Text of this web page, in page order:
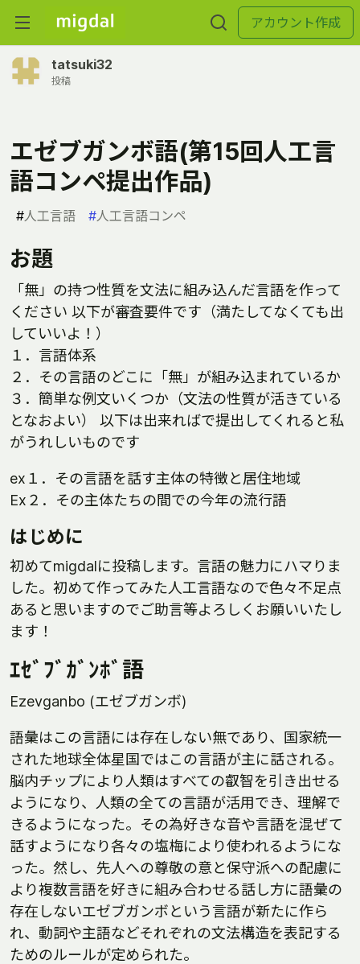
アカウント作成
tatsuki32
投稿
エゼブガンボ語(第15回人工言
語コンペ提出作品)
#人工言語 #人工言語コンペ
お題
「無」の持つ性質を文法に組み込んだ言語を作って
ください 以下が審査要件です（満たしてなくても出
していいよ！）
１．言語体系
２．その言語のどこに「無」が組み込まれているか
３．簡単な例文いくつか（文法の性質が活きている
となおよい） 以下は出来ればで提出してくれると私
がうれしいものです
ex１．その言語を話す主体の特徴と居住地域
Ex２．その主体たちの間での今年の流行語
はじめに
初めてmigdalに投稿します。言語の魅力にハマりま
した。初めて作ってみた人工言語なので色々不足点
あると思いますのでご助言等よろしくお願いいたし
ます！
ｴｾﾞﾌﾞｶﾞﾝﾎﾞ語
Ezevganbo (エゼブガンボ)
語彙はこの言語には存在しない無であり、国家統一
された地球全体星国ではこの言語が主に話される。
脳内チップにより人類はすべての叡智を引き出せる
ようになり、人類の全ての言語が活用でき、理解で
きるようになった。その為好きな音や言語を混ぜて
話すようになり各々の塩梅により使われるようにな
った。然し、先人への尊敬の意と保守派への配慮に
より複数言語を好きに組み合わせる話し方に語彙の
存在しないエゼブガンボという言語が新たに作ら
れ、動詞や主語などそれぞれの文法構造を表記する
ためのルールが定められた。